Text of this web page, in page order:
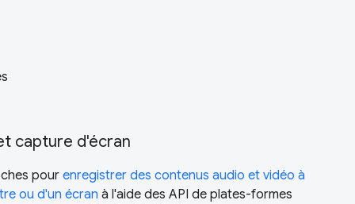
capture d'écran
pour enregistrer des contenus audio et vidéo à
ou d'un écran à l'aide des API de plates-formes